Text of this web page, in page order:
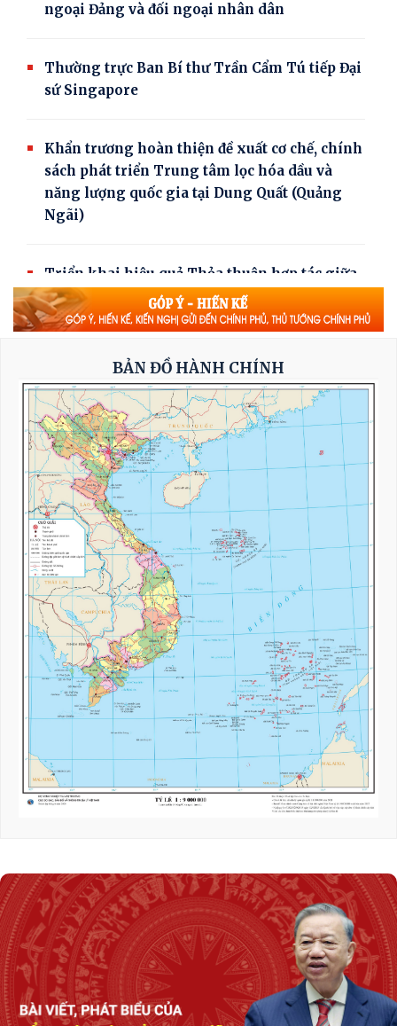
ngoại Đảng và đối ngoại nhân dân
Thường trực Ban Bí thư Trần Cẩm Tú tiếp Đại
sứ Singapore
Khẩn trương hoàn thiện đề xuất cơ chế, chính
sách phát triển Trung tâm lọc hóa dầu và
năng lượng quốc gia tại Dung Quất (Quảng
Ngãi)
Triển khai hiệu quả Thỏa thuận hợp tác giữa
hai Quốc hội Việt Nam - Thái Lan
Tổng Bí thư, Chủ tịch nước tiếp Tư lệnh Bộ
Chỉ huy Thái Bình Dương Hoa Kỳ
Nỗ lực để biến cơ hội bên ngoài trở thành
nguồn lực phát triển
Tổng Bí thư, Chủ tịch nước Tô Lâm: Quan hệ
Việt Nam - Malaysia ngày càng phát triển
năng động
Thủ tướng Lê Minh Hưng tiếp Bộ trưởng
Quốc phòng Malaysia
Phát biểu của Thủ tướng Lê Minh Hưng tại
Hội nghị Ngoại giao lần thứ 33
Chuyển biến mạnh trong tư duy, nhận thức về
đối ngoại Đảng và đối ngoại nhân dân
Điều lệ Đảng khoa học, dễ thực hiện và có sức
sống lâu dài
Hai Phó Thủ tướng chủ trì rà soát đầu tư,
hoàn thiện các tuyến đường bộ cao tốc quy mô
phân kỳ
BẢN ĐỒ HÀNH CHÍNH